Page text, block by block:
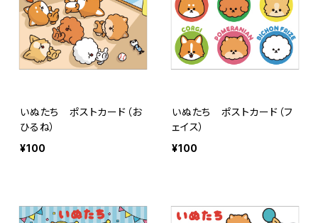
いぬたち ポストカード（お
ひるね）
¥100
いぬたち ポストカード（フ
ェイス）
¥100